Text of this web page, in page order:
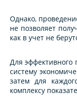
Однако,
не позволяет
как в учет не
Для эффективного
систему
затем для
комплексу